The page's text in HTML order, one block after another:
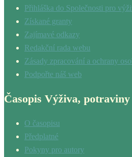
Přihláška do Společnosti pro
Získané granty
Zajímavé odkazy
Redakční rada webu
Zásady zpracování a ochrany
Podpořte náš web
Časopis Výživa,
O časopisu
Předplatné
Pokyny pro autory